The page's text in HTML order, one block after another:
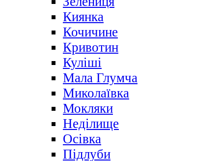
Киянка
Кочичине
Кривотин
Куліші
Мала Глумча
Миколаївка
Мокляки
Неділище
Осівка
Підлуби